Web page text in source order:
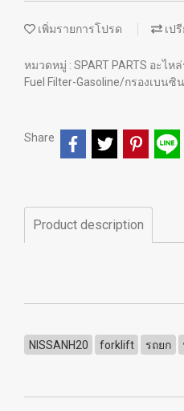
เพิ่มรายการโปรด เป
หมวดหมู่ : SPART PARTS อะไห
Fuel Filter-Gasoline/กรองเบนซิน
Share
Product description
NISSANH20 forklift รถยก